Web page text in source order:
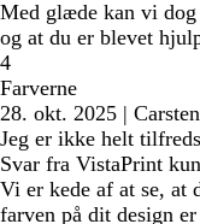
Med glæde kan vi dog
og at du er blevet
4
Farverne
28. okt. 2025 |
Jeg er ikke helt
Svar fra VistaPrint
Vi er kede af at se, at
farven på dit design